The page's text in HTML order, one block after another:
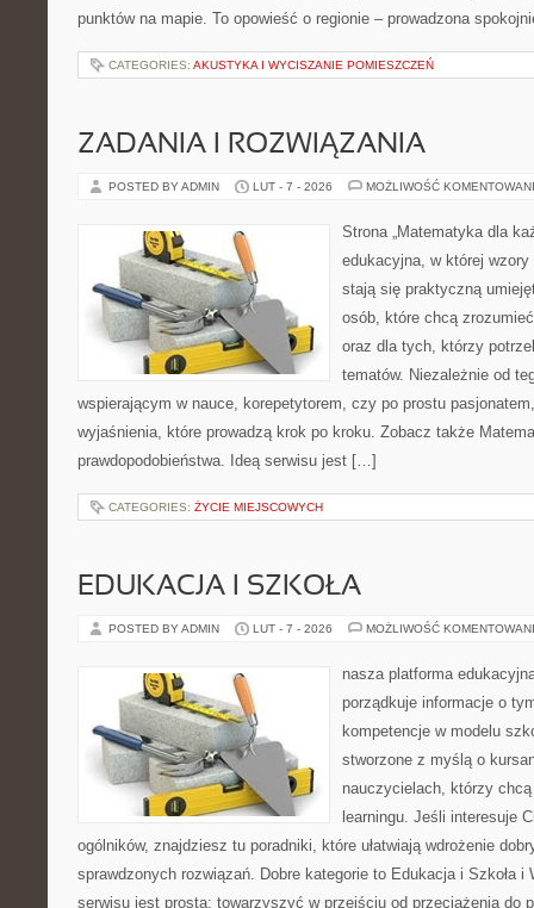
punktów na mapie. To opowieść o regionie – prowadzona
CATEGORIES: AKUSTYKA I WYCISZANIE POMIESZCZEŃ
ZADANIA I ROZWIĄZANIA
POSTED BY ADMIN LUT - 7 - 2026 MOŻLIWOŚĆ
Strona „Matematyka dla
edukacyjna, w której
stają się praktyczną
osób, które chcą
oraz dla tych, którzy
tematów. Niezależnie od
wspierającym w nauce, korepetytorem, czy po prostu
wyjaśnienia, które prowadzą krok po kroku. Zobacz także
prawdopodobieństwa. Ideą serwisu jest […]
CATEGORIES: ŻYCIE MIEJSCOWYCH
EDUKACJA I SZKOŁA
POSTED BY ADMIN LUT - 7 - 2026 MOŻLIWOŚĆ
nasza platforma
porządkuje informacje o
kompetencje w modelu
stworzone z myślą o
nauczycielach, którzy
learningu. Jeśli interesuje
ogólników, znajdziesz tu poradniki, które ułatwiają wdrożenie
sprawdzonych rozwiązań. Dobre kategorie to Edukacja i Szkoła i
serwisu jest prosta: towarzyszyć w przejściu od przeciążenia do